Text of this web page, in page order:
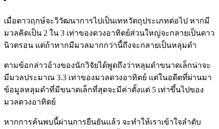
เมื่อดาวฤกษ์จะวิวัฒนาการไปเป็นเทหวัตถุประเภทต่อไป หากมี
มวลคิดเป็น 2 ใน 3 เท่าของดวงอาทิตย์ส่วนใหญ่จะกลายเป็นดาว
นิวตรอน แต่ถ้าหากมีมวลมากกว่านี้ถึงจะกลายเป็นหลุมดำ
ตามข้อกล่าวอ้างของนักวิจัยได้พูดถึงว่าหลุมดำขนาดเล็กน่าจะ
มีมวลประมาณ 3.3 เท่าของมวลดวงอาทิตย์ แต่ในอดีตที่ผ่านมา
ข้อมูลหลุมดำที่มีขนาดเล็กที่สุดจะมีค่าตั้งแต่ 5 เท่าขึ้นไปของ
มวลดวงอาทิตย์
หากการค้นพบนี้ผ่านการยืนยันแล้ว จะทำให้เราเข้าใจลำดับ